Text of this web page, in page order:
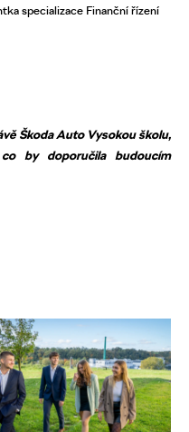
specializace Finanční řízení
Škoda Auto Vysokou školu,
by doporučila budoucím